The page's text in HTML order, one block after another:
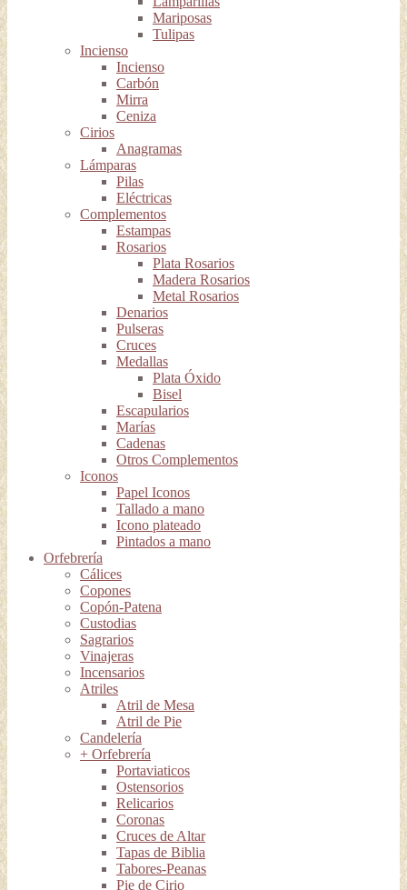
Mariposas
Tulipas
Incienso
Incienso
Carbón
Mirra
Ceniza
Cirios
Anagramas
Lámparas
Pilas
Eléctricas
Complementos
Estampas
Rosarios
Plata Rosarios
Madera Rosarios
Metal Rosarios
Denarios
Pulseras
Cruces
Medallas
Plata Óxido
Bisel
Escapularios
Marías
Cadenas
Otros Complementos
Iconos
Papel Iconos
Tallado a mano
Icono plateado
Pintados a mano
Orfebrería
Cálices
Copones
Copón-Patena
Custodias
Sagrarios
Vinajeras
Incensarios
Atriles
Atril de Mesa
Atril de Pie
Candelería
+ Orfebrería
Portaviaticos
Ostensorios
Relicarios
Coronas
Cruces de Altar
Tapas de Biblia
Tabores-Peanas
Pie de Cirio